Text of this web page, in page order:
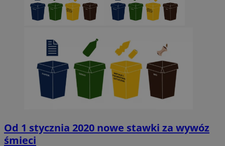
Od 1 stycznia 2020 nowe stawki za wywóz
śmieci